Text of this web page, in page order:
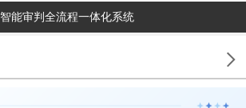
智能审判全流程一体化系统
